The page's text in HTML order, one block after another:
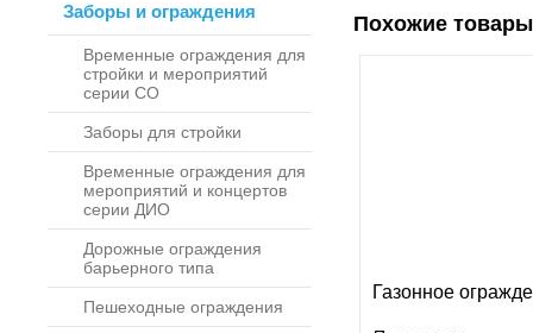
Заборы и ограждения
Временные ограждения для
стройки и мероприятий
серии СО
Заборы для стройки
Временные ограждения для
мероприятий и концертов
серии ДИО
Дорожные ограждения
барьерного типа
Пешеходные ограждения
Похожие
Газонное